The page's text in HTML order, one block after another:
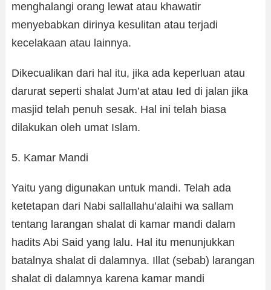
menghalangi orang lewat atau khawatir
menyebabkan dirinya kesulitan atau terjadi
kecelakaan atau lainnya.
Dikecualikan dari hal itu, jika ada keperluan atau
darurat seperti shalat Jum’at atau Ied di jalan jika
masjid telah penuh sesak. Hal ini telah biasa
dilakukan oleh umat Islam.
5. Kamar Mandi
Yaitu yang digunakan untuk mandi. Telah ada
ketetapan dari Nabi sallallahu’alaihi wa sallam
tentang larangan shalat di kamar mandi dalam
hadits Abi Said yang lalu. Hal itu menunjukkan
batalnya shalat di dalamnya. Illat (sebab) larangan
shalat di dalamnya karena kamar mandi